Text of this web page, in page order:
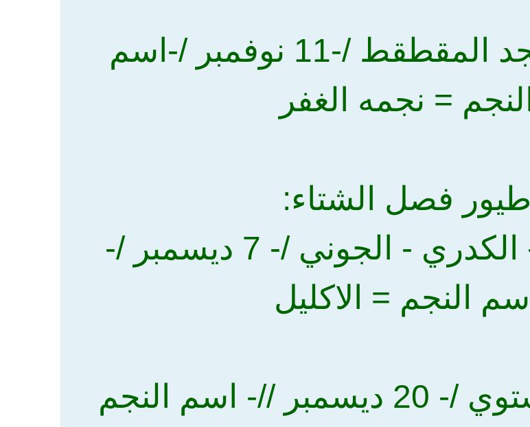
رابعا = قطا نجد المقطقط /-11 نوفمبر /-اسم
النجم = نجمه الغفر
طيور فصل الشتاء:
اولا= القطى - الكدري - الجوني /- 7 ديسمبر /-
اسم النجم = الاكليل
ثانيا = الوز الشتوي /- 20 ديسمبر //- اسم النجم